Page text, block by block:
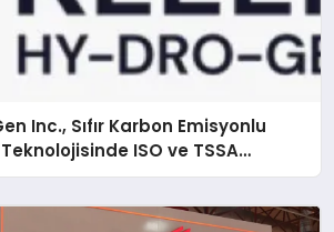
Inc., Sıfır Karbon Emisyonlu
ISO ve TSSA
Aldı